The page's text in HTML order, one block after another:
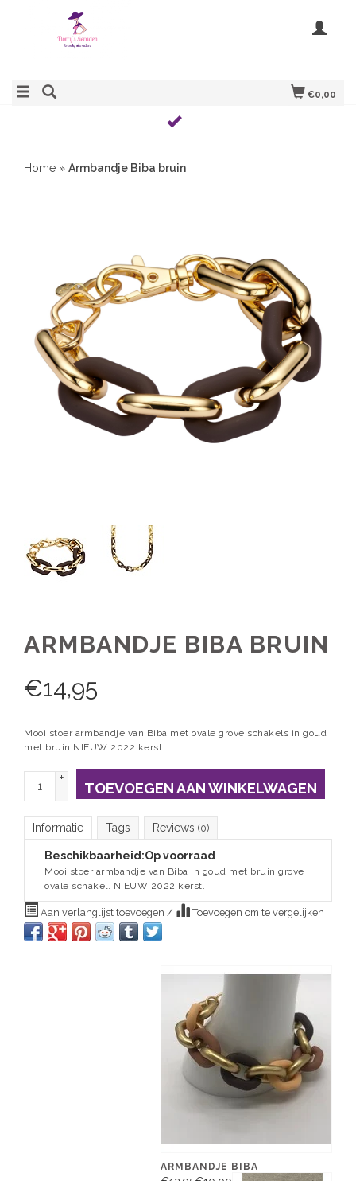
€0,00
Home » Armbandje Biba bruin
ARMBANDJE BIBA BRUIN
€14,95
Mooi stoer armbandje van Biba met ovale grove schakels in goud
met bruin NIEUW 2022 kerst
+
-
TOEVOEGEN AAN WINKELWAGEN
Informatie Tags Reviews (0)
Beschikbaarheid:Op voorraad
Mooi stoer armbandje van Biba in goud met bruin grove
ovale schakel. NIEUW 2022 kerst.
Aan verlanglijst toevoegen / Toevoegen om te vergelijken
ARMBANDJE BIBA